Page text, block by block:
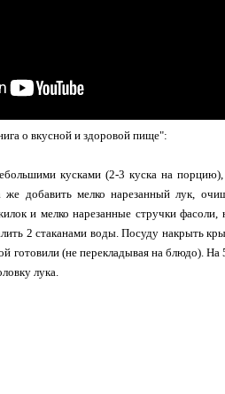
о вкусной и здоровой пище":
кусками (2-3 куска на
добавить мелко нарезанный лук,
и мелко нарезанные стручки фасоли,
2 стаканами воды. Посуду накрыть
готовили (не перекладывая на блюдо).
лука.